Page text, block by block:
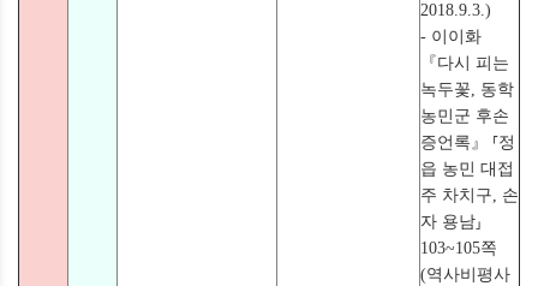
2018.9.3.)
- 이이화
『다시 피는
녹두꽃, 동학
농민군 후손
증언록』 ⸢정
읍 농민 대접
주 차치구, 손
자 용남⸥
103~105쪽
(역사비평사